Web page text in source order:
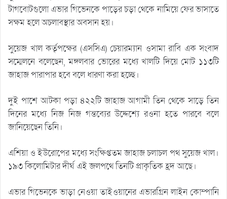
টাগবোটগুলো এভার গিভেনকে পাড়ের চড়া থেকে নামিয়ে ফের ভাসাতে
সক্ষম হলে অচলাবস্থার অবসান হয়।
সুয়েজ খাল কর্তৃপক্ষের (এসসিএ) চেয়ারম্যান ওসামা রাবি এক সংবাদ
সম্মেলনে বলেছেন, মঙ্গলবার ভোরের মধ্যে খালটি দিয়ে মোট ১১৩টি
জাহাজ পারাপার হবে বলে ধারণা করা হচ্ছে।
দুই পাশে আটকা পড়া ৪২২টি জাহাজ আগামী তিন থেকে সাড়ে তিন
দিনের মধ্যে নিজ নিজ গন্তব্যের উদ্দেশ্যে রওনা হতে পারবে বলে
জানিয়েছেন তিনি।
এশিয়া ও ইউরোপের মধ্যে সংক্ষিপ্ততম জাহাজ চলাচল পথ সুয়েজ খাল।
১৯৩ কিলোমিটার দীর্ঘ এই জলপথে তিনটি প্রাকৃতিক হ্রদ আছে।
এভার গিভেনকে ভাড়া নেওয়া তাইওয়ানের এভারগ্রিন লাইন কোম্পানি